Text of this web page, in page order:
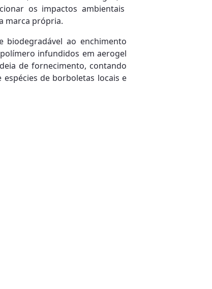
os impactos ambientais
marca própria.
biodegradável ao enchimento
infundidos em aerogel
de fornecimento, contando
de borboletas locais e